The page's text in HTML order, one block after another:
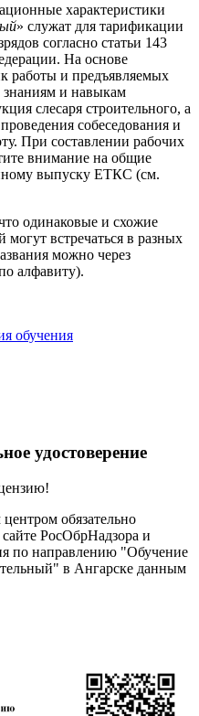
характеристики
» служат для тарификации
согласно статьи 143
На основе
работы и предъявляемых
и навыкам
слесаря строительного, а
собеседования и
При составлении рабочих
внимание на общие
выпуску ЕТКС (см.
одинаковые и схожие
встречаться в разных
можно через
алфавиту).
обучения
удостоверение
обязательно
РосОбрНадзора и
по направлению "Обучение
в Ангарске данным